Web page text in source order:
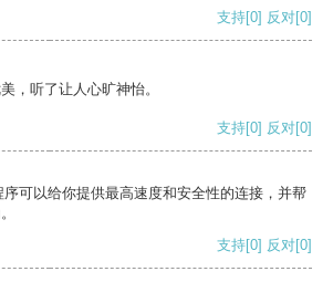
支持[0] 反对[0]
，听了让人心旷神怡。
支持[0] 反对[0]
可以给你提供最高速度和安全性的连接，并帮
支持[0] 反对[0]